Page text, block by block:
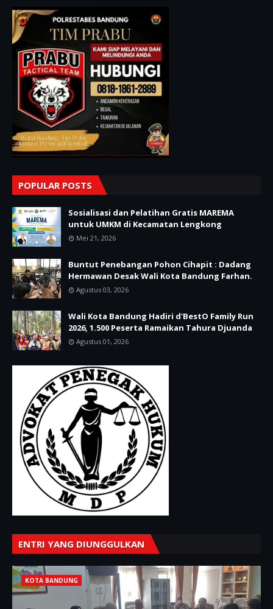
POPULAR POSTS
Sosialisasi dan Pelatihan Gratis MAREMA
untuk UMKM di Kecamatan Lengkong
Mei 21, 2026
Buntut Penebangan Pohon Cihapit : Dadang
Hermawan Desak Wali Kota Bandung Farhan.
Agustus 03, 2026
Wali Kota Bandung Hadiri d'BestO Family Run
2026, 1.500 Peserta Ramaikan Tahura Djuanda
Agustus 01, 2026
ENTRI YANG DIUNGGULKAN
KOTA BANDUNG